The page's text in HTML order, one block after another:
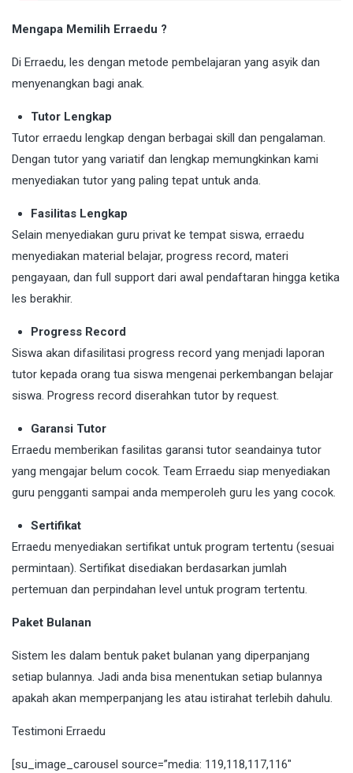
Mengapa Memilih Erraedu ?
Di Erraedu, les dengan metode pembelajaran yang asyik dan
menyenangkan bagi anak.
Tutor Lengkap
Tutor erraedu lengkap dengan berbagai skill dan pengalaman.
Dengan tutor yang variatif dan lengkap memungkinkan kami
menyediakan tutor yang paling tepat untuk anda.
Fasilitas Lengkap
Selain menyediakan guru privat ke tempat siswa, erraedu
menyediakan material belajar, progress record, materi
pengayaan, dan full support dari awal pendaftaran hingga ketika
les berakhir.
Progress Record
Siswa akan difasilitasi progress record yang menjadi laporan
tutor kepada orang tua siswa mengenai perkembangan belajar
siswa. Progress record diserahkan tutor by request.
Garansi Tutor
Erraedu memberikan fasilitas garansi tutor seandainya tutor
yang mengajar belum cocok. Team Erraedu siap menyediakan
guru pengganti sampai anda memperoleh guru les yang cocok.
Sertifikat
Erraedu menyediakan sertifikat untuk program tertentu (sesuai
permintaan). Sertifikat disediakan berdasarkan jumlah
pertemuan dan perpindahan level untuk program tertentu.
Paket Bulanan
Sistem les dalam bentuk paket bulanan yang diperpanjang
setiap bulannya. Jadi anda bisa menentukan setiap bulannya
apakah akan memperpanjang les atau istirahat terlebih dahulu.
Testimoni Erraedu
[su_image_carousel source=”media: 119,118,117,116″